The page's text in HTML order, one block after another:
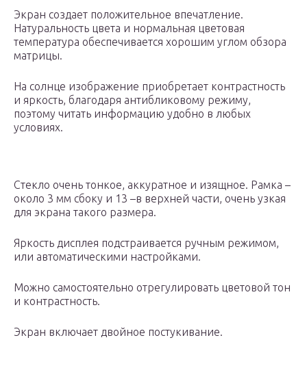
Экран создает положительное впечатление.
Натуральность цвета и нормальная цветовая
температура обеспечивается хорошим углом обзора
матрицы.
На солнце изображение приобретает контрастность
и яркость, благодаря антибликовому режиму,
поэтому читать информацию удобно в любых
условиях.
Стекло очень тонкое, аккуратное и изящное. Рамка –
около 3 мм сбоку и 13 –в верхней части, очень узкая
для экрана такого размера.
Яркость дисплея подстраивается ручным режимом,
или автоматическими настройками.
Можно самостоятельно отрегулировать цветовой тон
и контрастность.
Экран включает двойное постукивание.